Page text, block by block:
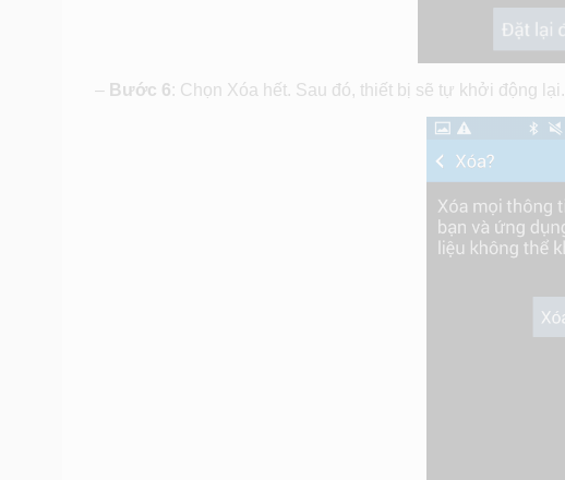
– Bước 6: Chọn Xóa hết. Sau đó, thiết bị sẽ tự khởi động lại.